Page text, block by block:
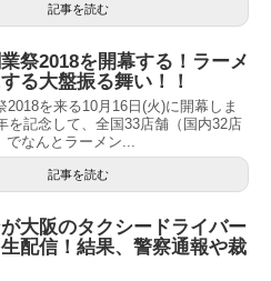
記事を読む
祭2018を開幕する！ラーメ
る大盤振る舞い！！
2018を来る10月16日(火)に開幕しま
を記念して、全国33店舗（国内32店
なんとラーメン...
記事を読む
大阪のタクシードライバー
配信！結果、警察通報や裁